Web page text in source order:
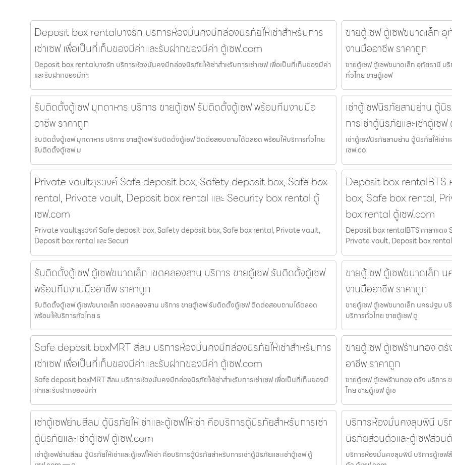
Deposit box rentalบางรัก บริการห้องมั่นคงมีกล่องนิรภัยให้เช่าสำหรับการ
เช่าเซฟ เพื่อเป็นที่เก็บของมีค่าและรับฝากของมีค่า ตู้เซฟ.com
Deposit box rentalบางรัก บริการห้องมั่นคงมีกล่องนิรภัยให้เช่าสำหรับการเช่าเซฟ เพื่อเป็นที่เก็บของมีค่า
และรับฝากของมีค่า
ขายตู้เซฟ ตู้เซฟขนาดเล็ก
งานมืออาชีพ ราคาถูก
ขายตู้เซฟ ตู้เซฟขนาดเล็ก อุทัยธานี
ทั่วไทย ขายตู้เซฟ
รับติดตั้งตู้เซฟ มุกดาหาร บริการ ขายตู้เซฟ รับติดตั้งตู้เซฟ พร้อมทีมงานมือ
อาชีพ ราคาถูก
รับติดตั้งตู้เซฟ มุกดาหาร บริการ ขายตู้เซฟ รับติดตั้งตู้เซฟ ติดต่อสอบถามได้ตลอด พร้อมให้บริการทั่วไทย
รับติดตั้งตู้เซฟ ม
เช่าตู้เซฟนิรภัยสามย่าน ตู้นิ
การเช่าตู้นิรภัยและเช่าตู้เซ
เช่าตู้เซฟนิรภัยสามย่าน ตู้นิรภัยให้เช่า
เซฟ.co
Private vaultสุรวงศ์ Safe deposit box, Safety deposit box, Safe box
rental, Private vault, Deposit box rental และ Security box rental ตู้
เซฟ.com
Private vaultสุรวงศ์ Safe deposit box, Safety deposit box, Safe box rental, Private vault,
Deposit box rental และ Securi
Deposit box rentalBTS
box, Safe box rental,
box rental ตู้เซฟ.com
Deposit box rentalBTS ศาลาแด
Private vault, Deposit box
รับติดตั้งตู้เซฟ ตู้เซฟขนาดเล็ก เขตคลองสาน บริการ ขายตู้เซฟ รับติดตั้งตู้เซฟ
พร้อมทีมงานมืออาชีพ ราคาถูก
รับติดตั้งตู้เซฟ ตู้เซฟขนาดเล็ก เขตคลองสาน บริการ ขายตู้เซฟ รับติดตั้งตู้เซฟ ติดต่อสอบถามได้ตลอด
พร้อมให้บริการทั่วไทย ร
ขายตู้เซฟ ตู้เซฟขนาดเล็ก
งานมืออาชีพ ราคาถูก
ขายตู้เซฟ ตู้เซฟขนาดเล็ก นครปฐม
บริการทั่วไทย ขายตู้เซฟ ตู
Safe deposit boxMRT สีลม บริการห้องมั่นคงมีกล่องนิรภัยให้เช่าสำหรับการ
เช่าเซฟ เพื่อเป็นที่เก็บของมีค่าและรับฝากของมีค่า ตู้เซฟ.com
Safe deposit boxMRT สีลม บริการห้องมั่นคงมีกล่องนิรภัยให้เช่าสำหรับการเช่าเซฟ เพื่อเป็นที่เก็บของมี
ค่าและรับฝากของมีค่า
ขายตู้เซฟ ตู้เซฟร้านทอง ต
อาชีพ ราคาถูก
ขายตู้เซฟ ตู้เซฟร้านทอง ตรัง บริกา
ไทย ขายตู้เซฟ ตู้เซ
เช่าตู้เซฟย่านสีลม ตู้นิรภัยให้เช่าและตู้เซฟให้เช่า คือบริการตู้นิรภัยสำหรับการเช่า
ตู้นิรภัยและเช่าตู้เซฟ ตู้เซฟ.com
เช่าตู้เซฟย่านสีลม ตู้นิรภัยให้เช่าและตู้เซฟให้เช่า คือบริการตู้นิรภัยสำหรับการเช่าตู้นิรภัยและเช่าตู้เซฟ ตู้
บริการห้องมั่นคงลุมพินี บริ
นิรภัยส่วนตัวและตู้เซฟส่วน
บริการห้องมั่นคงลุมพินี บริการตู้เซฟ